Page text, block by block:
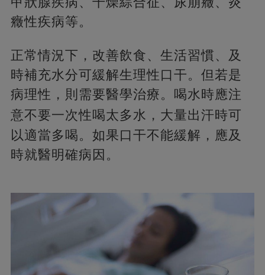
癥性疾病等。
正常情況下，改善飲食、生活習慣、及
時補充水分可緩解生理性口干。但若是
病理性，則需要醫學治療。喝水時應注
意不要一次性喝太多水， 大量出汗時可
以適當多喝。如果口干不能緩解，應及
時就醫明確病因。